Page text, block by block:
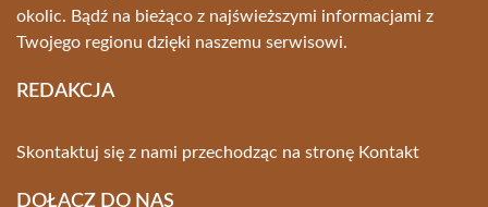
okolic. Bądź na bieżąco z najświeższymi informacjami z
Twojego regionu dzięki naszemu serwisowi.
REDAKCJA
Skontaktuj się z nami przechodząc na stronę Kontakt
DOŁĄCZ DO NAS